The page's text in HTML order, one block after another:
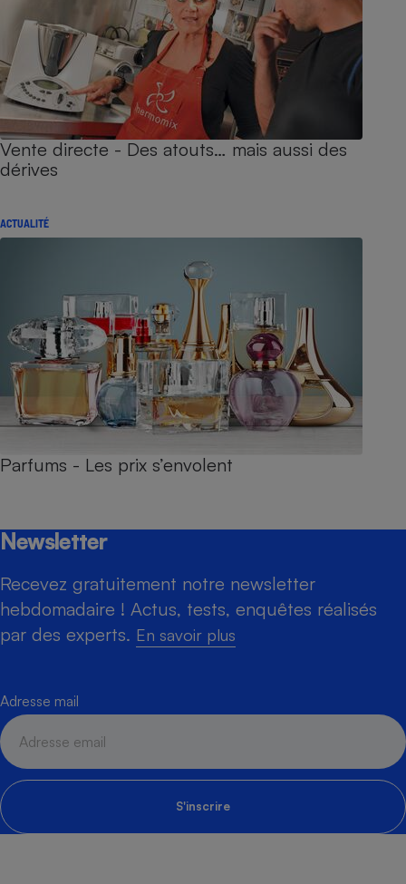
Vente directe - Des atouts… mais aussi des
dérives
ACTUALITÉ
Parfums - Les prix s’envolent
Newsletter
Recevez gratuitement notre newsletter
hebdomadaire ! Actus, tests, enquêtes réalisés
par des experts. En savoir plus
Adresse mail
S'inscrire